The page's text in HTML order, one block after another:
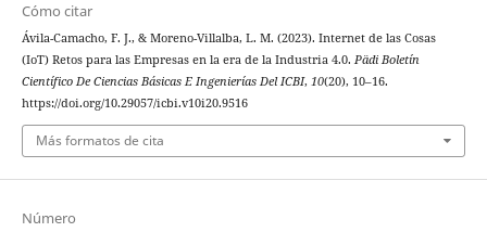
Cómo citar
Ávila-Camacho, F. J., & Moreno-Villalba, L. M. (2023). Internet de las Cosas
(IoT) Retos para las Empresas en la era de la Industria 4.0. Pädi Boletín
Científico De Ciencias Básicas E Ingenierías Del ICBI, 10(20), 10–16.
https://doi.org/10.29057/icbi.v10i20.9516
Más formatos de cita
Número